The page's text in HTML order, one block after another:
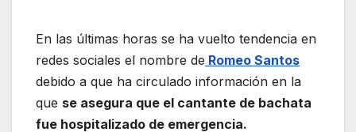
En las últimas horas se ha vuelto tendencia en
redes sociales el nombre de Romeo Santos
debido a que ha circulado información en la
que se asegura que el cantante de bachata
fue hospitalizado de emergencia.